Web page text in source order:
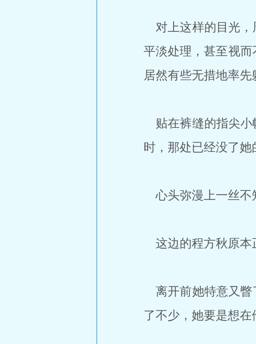
对上这样的目光，
平淡处理，甚至视
居然有些无措地率先
贴在裤缝的指尖小
时，那处已经没了她
心头弥漫上一丝不
这边的程方秋原本
离开前她特意又瞥
了不少，她要是想在